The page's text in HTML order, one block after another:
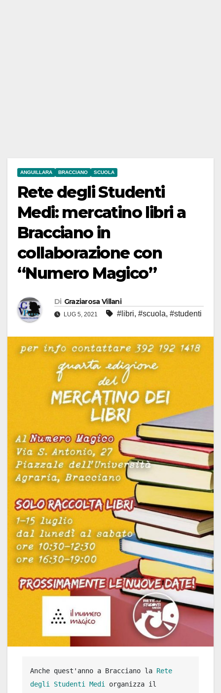
ANGUILLARA BRACCIANO SCUOLA
Rete degli Studenti
Medi: mercatino libri a
Bracciano in
collaborazione con
“Numero Magico”
Di Graziarosa Villani
LUG 5, 2021 #libri, #scuola, #studenti
Anche quest'anno a Bracciano la Rete
degli Studenti Medi organizza il